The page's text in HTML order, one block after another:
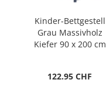
Kinder-Bettgestell
Grau Massivholz
Kiefer 90 x 200 cm
122.95 CHF